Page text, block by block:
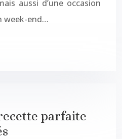
aussi d’une occasion
week-end…
parfaite